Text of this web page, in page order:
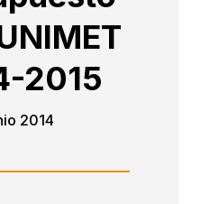
2015
2014